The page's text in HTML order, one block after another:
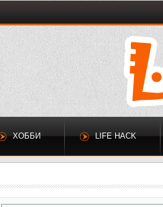
ХОББИ LIFE HACK